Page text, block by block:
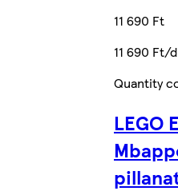
11 690 Ft
11 690 Ft/
Quantity
LEGO